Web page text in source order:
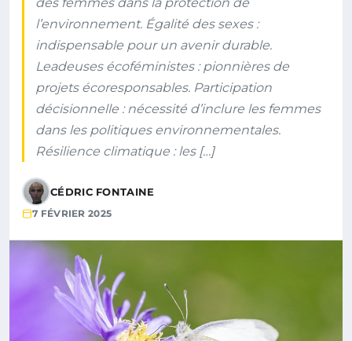
l’environnement. Égalité des sexes :
indispensable pour un avenir durable.
Leadeuses écoféministes : pionnières de
projets écoresponsables. Participation
décisionnelle : nécessité d’inclure les femmes
dans les politiques environnementales.
Résilience climatique : les […]
CÉDRIC FONTAINE
7 FÉVRIER 2025